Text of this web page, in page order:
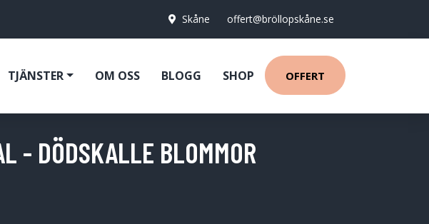
Skåne offert@bröllopskåne.se
TJÄNSTER OM OSS BLOGG SHOP OFFERT
- DÖDSKALLE BLOMMOR